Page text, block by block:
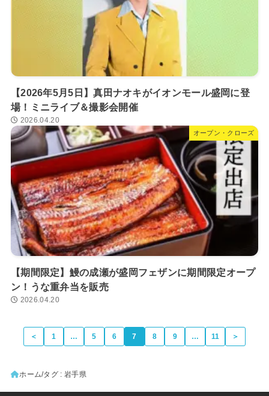
【2026年5月5日】真田ナオキがイオンモール盛岡に登
場！ミニライブ＆撮影会開催
2026.04.20
オープン・クローズ
【期間限定】鰻の成瀬が盛岡フェザンに期間限定オープ
ン！うな重弁当を販売
2026.04.20
＜ 1 … 5 6 7 8 9 … 11 ＞
ホーム タグ : 岩手県